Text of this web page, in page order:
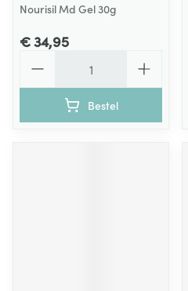
Nourisil Md Gel 30g
€ 34,95
Bestel